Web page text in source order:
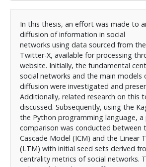
προέκυψαν από συγκεκριμένες
κεντρικότητας των κοινωνικών
αποτελέσματα έδειξαν ότι το ICM
μεγαλύτερη και πιο σταθερή
δίκτυο, ενώ το LTM εμφανίζει
και πιθανές αποκλίσεις στα
αποτελέσματά του. Επιπρόσθετα για
διερευνήθηκε η ύπαρξη
εξάρτησης μεταξύ του αριθμού των
κάθε χρήστης και συγκεκριμένων
μετρικών κεντρικότητας, όπως η
και η κεντρικότητα
ενδιαμεσότητας με τα αποτελέσματα
η κεντρικότητα ενδιαμεσότητας
In this thesis, an effort was made to
diffusion of information in social
networks using data sourced from
Twitter-X, available for processing
website. Initially, the fundamental
social networks and the main models
diffusion were investigated and
Additionally, related research on this
discussed. Subsequently, using the
the Python programming language, a
comparison was conducted between
Cascade Model (ICM) and the Linear
(LTM) with initial seed sets derived
centrality metrics of social networks.